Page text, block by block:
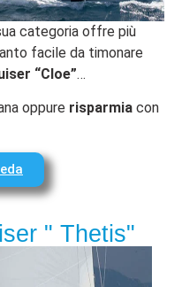
categoria offre più
facile da timonare
“Cloe”…
oppure risparmia con
" Thetis"